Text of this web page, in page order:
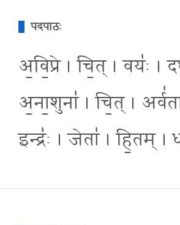
पदपाठः
अ॒वि॒प्रे । चि॒त् । वयः॑ ।
अ॒ना॒शुना॑ । चि॒त् ।
इन्द्रः॑ । जेता॑ । हि॒तम्